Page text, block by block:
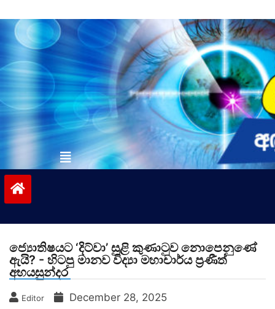
to
contentvinivida.lk
ජ්‍යොතිෂයට ‘දිට්වා’ සුළි කුණාටුව නොපෙනුණේ
ඇයි? ​- හිටපු මානව විද්‍යා මහාචාර්ය ප්‍රණීත්
අභයසුන්දර
Editor December 28, 2025